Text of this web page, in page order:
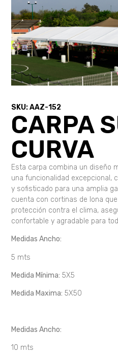
SKU: AAZ-152
CARPA
CURVA
Esta carpa combina un diseño
una funcionalidad excepcional,
y sofisticado para una amplia
cuenta con cortinas de lona
protección contra el clima,
confortable y agradable para
Medidas Ancho:
5 mts
Medida Mínima: 5X5
Medida Maxima: 5X50
Medidas Ancho:
10 mts